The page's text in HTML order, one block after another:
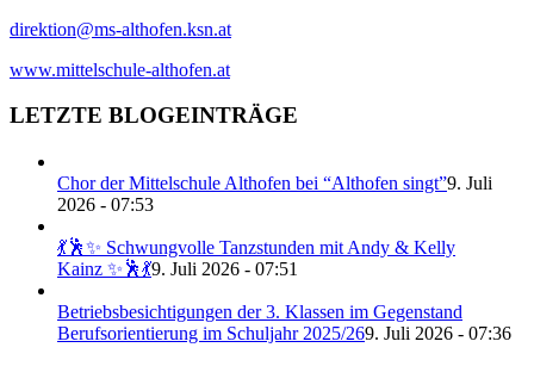
direktion@ms-althofen.ksn.at
www.mittelschule-althofen.at
LETZTE BLOGEINTRÄGE
Chor der Mittelschule Althofen bei “Althofen singt”9. Juli
2026 - 07:53
💃🕺✨ Schwungvolle Tanzstunden mit Andy & Kelly
Kainz ✨🕺💃9. Juli 2026 - 07:51
Betriebsbesichtigungen der 3. Klassen im Gegenstand
Berufsorientierung im Schuljahr 2025/269. Juli 2026 - 07:36